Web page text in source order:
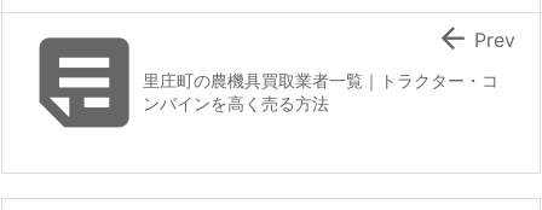
里庄町の農機具買取業者一覧｜トラクター・コ
ンバインを高く売る方法
 Prev